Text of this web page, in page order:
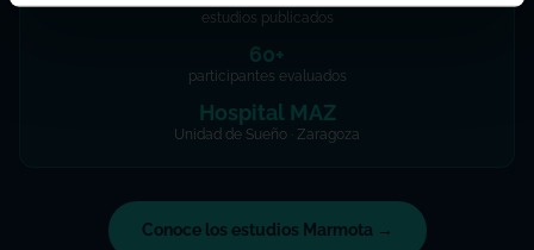
estudios publicados
60+
participantes evaluados
Hospital MAZ
Unidad de Sueño · Zaragoza
Conoce los estudios Marmota →